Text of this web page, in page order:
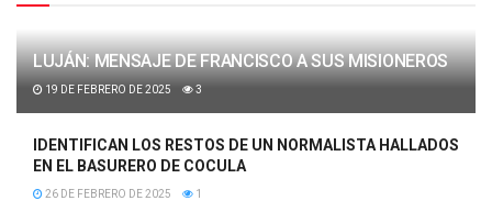
LUJÁN: MENSAJE DE FRANCISCO A SUS MISIONEROS
19 DE FEBRERO DE 2025 3
IDENTIFICAN LOS RESTOS DE UN NORMALISTA HALLADOS
EN EL BASURERO DE COCULA
26 DE FEBRERO DE 2025 1